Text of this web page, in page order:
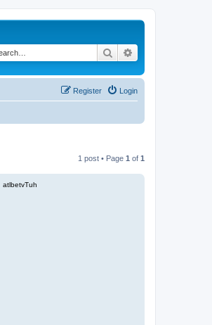
Search
Login
Register
1 post • Page 1 of 1
atlbetvTuh